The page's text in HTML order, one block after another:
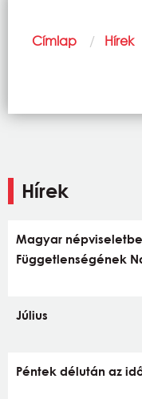
Morzsa
Címlap Hírek
Hírek
Magyar
Függetlenségének
Július
Péntek délután az